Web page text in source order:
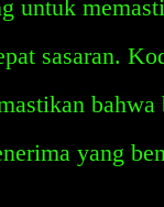
untuk
sasaran.
bahwa
yang